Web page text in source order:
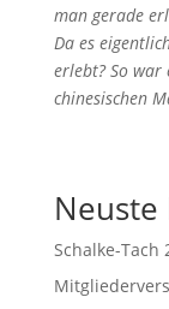
man gerade
Da es
erlebt? So war
chinesischen
Neuste
Schalke-Tach